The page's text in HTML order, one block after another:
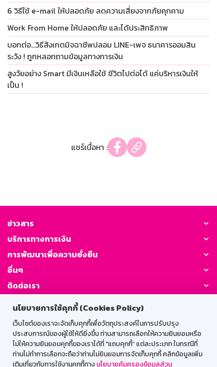
นโยบายการใช้คุกกี้ (Cookies Policy)
เว็บไซต์ของเราจะจัดเก็บคุกกี้เพื่อวัตถุประสงค์ในการปรับปรุง
ประสบการณ์ของผู้ใช้ให้ดียิ่งขึ้น ท่านสามารถเลือกให้ความยินยอมหรือ
ไม่ให้ความยินยอมคุกกี้ของเราได้ที่ "แถบคุกกี้” แต่ละประเภท ในกรณีที่
ท่านไม่ทำการเลือกจะถือว่าท่านไม่ยินยอมการจัดเก็บคุกกี้ คลิกข้อมูลเพิ่ม
เติมเกี่ยวกับการใช้งานคุกกี้ทางนโยบายคุ้มครองข้อมูลส่วน
6 วิธีใช้ e-mail ให้ปลอดภัย ลดความเสี่ยงจากภัยคุกคาม
Work From Home ให้ปลอดภัย และได้ประสิทธิภาพ
บอกต่อ…วิธีสังเกตมิจฉาชีพปลอม LINE-เพจ ธนาคารออมสิน
ระวัง ! ถูกหลอกถามข้อมูลทางการเงิน
สูงวัยอย่าง Smart มีเงินเหลือใช้ ชีวิตไปต่อได้ แค่บริหารเงินให้
เป็น !
แชร์เนื้อหา :
ข่าวสาร
บริการทางการเงิน
การพัฒนาเพื่อความยั่งยืน
อื่นๆ
ติดต่อเรา
GSB Society:
สำหรับพนักงาน